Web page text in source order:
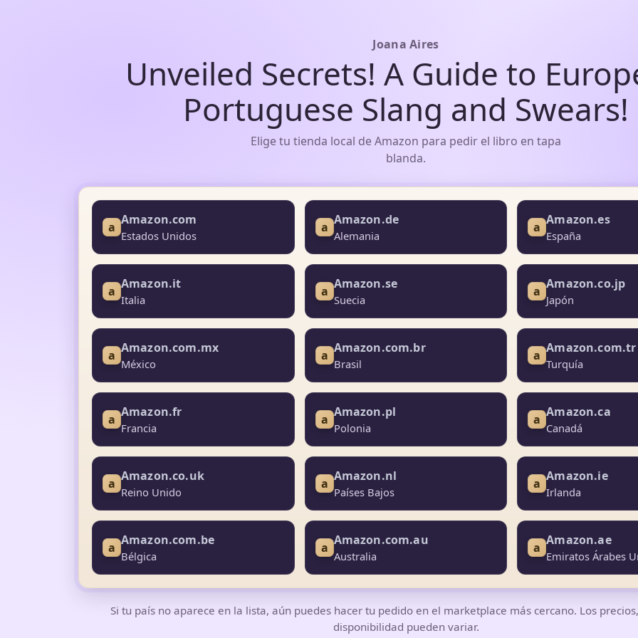
Joana Aires
Unveiled Secrets! A Guide to
Portuguese Slang and Swears!
Elige tu tienda local de Amazon para pedir el libro en tapa
blanda.
a Amazon.com
Estados Unidos
a Amazon.de
Alemania
a Amazon.es
España
a Amazon.it
Italia
a Amazon.se
Suecia
a Amazon.co.jp
Japón
a Amazon.com.mx
México
a Amazon.com.br
Brasil
a Amazon.com.tr
Turquía
a Amazon.fr
Francia
a Amazon.pl
Polonia
a Amazon.ca
Canadá
a Amazon.co.uk
Reino Unido
a Amazon.nl
Países Bajos
a Amazon.ie
Irlanda
a Amazon.com.be
Bélgica
a Amazon.com.au
Australia
a Amazon.ae
Emiratos Árabes
Si tu país no aparece en la lista, aún puedes hacer tu pedido en el marketplace más cercano. Los
disponibilidad pueden variar.